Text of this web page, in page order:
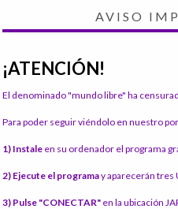
AVISO
¡ATENCIÓN!
El denominado "mundo libre" ha
Para poder seguir viéndolo en nuestro
1) Instale en su ordenador el programa
2) Ejecute el programay aparecerán tres
3) Pulse "CONECTAR" en la ubicación